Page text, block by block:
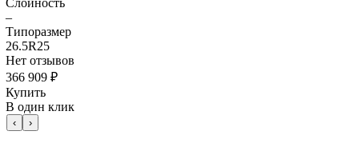
Слойность
–
Типоразмер
26.5R25
Нет отзывов
366 909 ₽
Купить
В один клик
‹ ›